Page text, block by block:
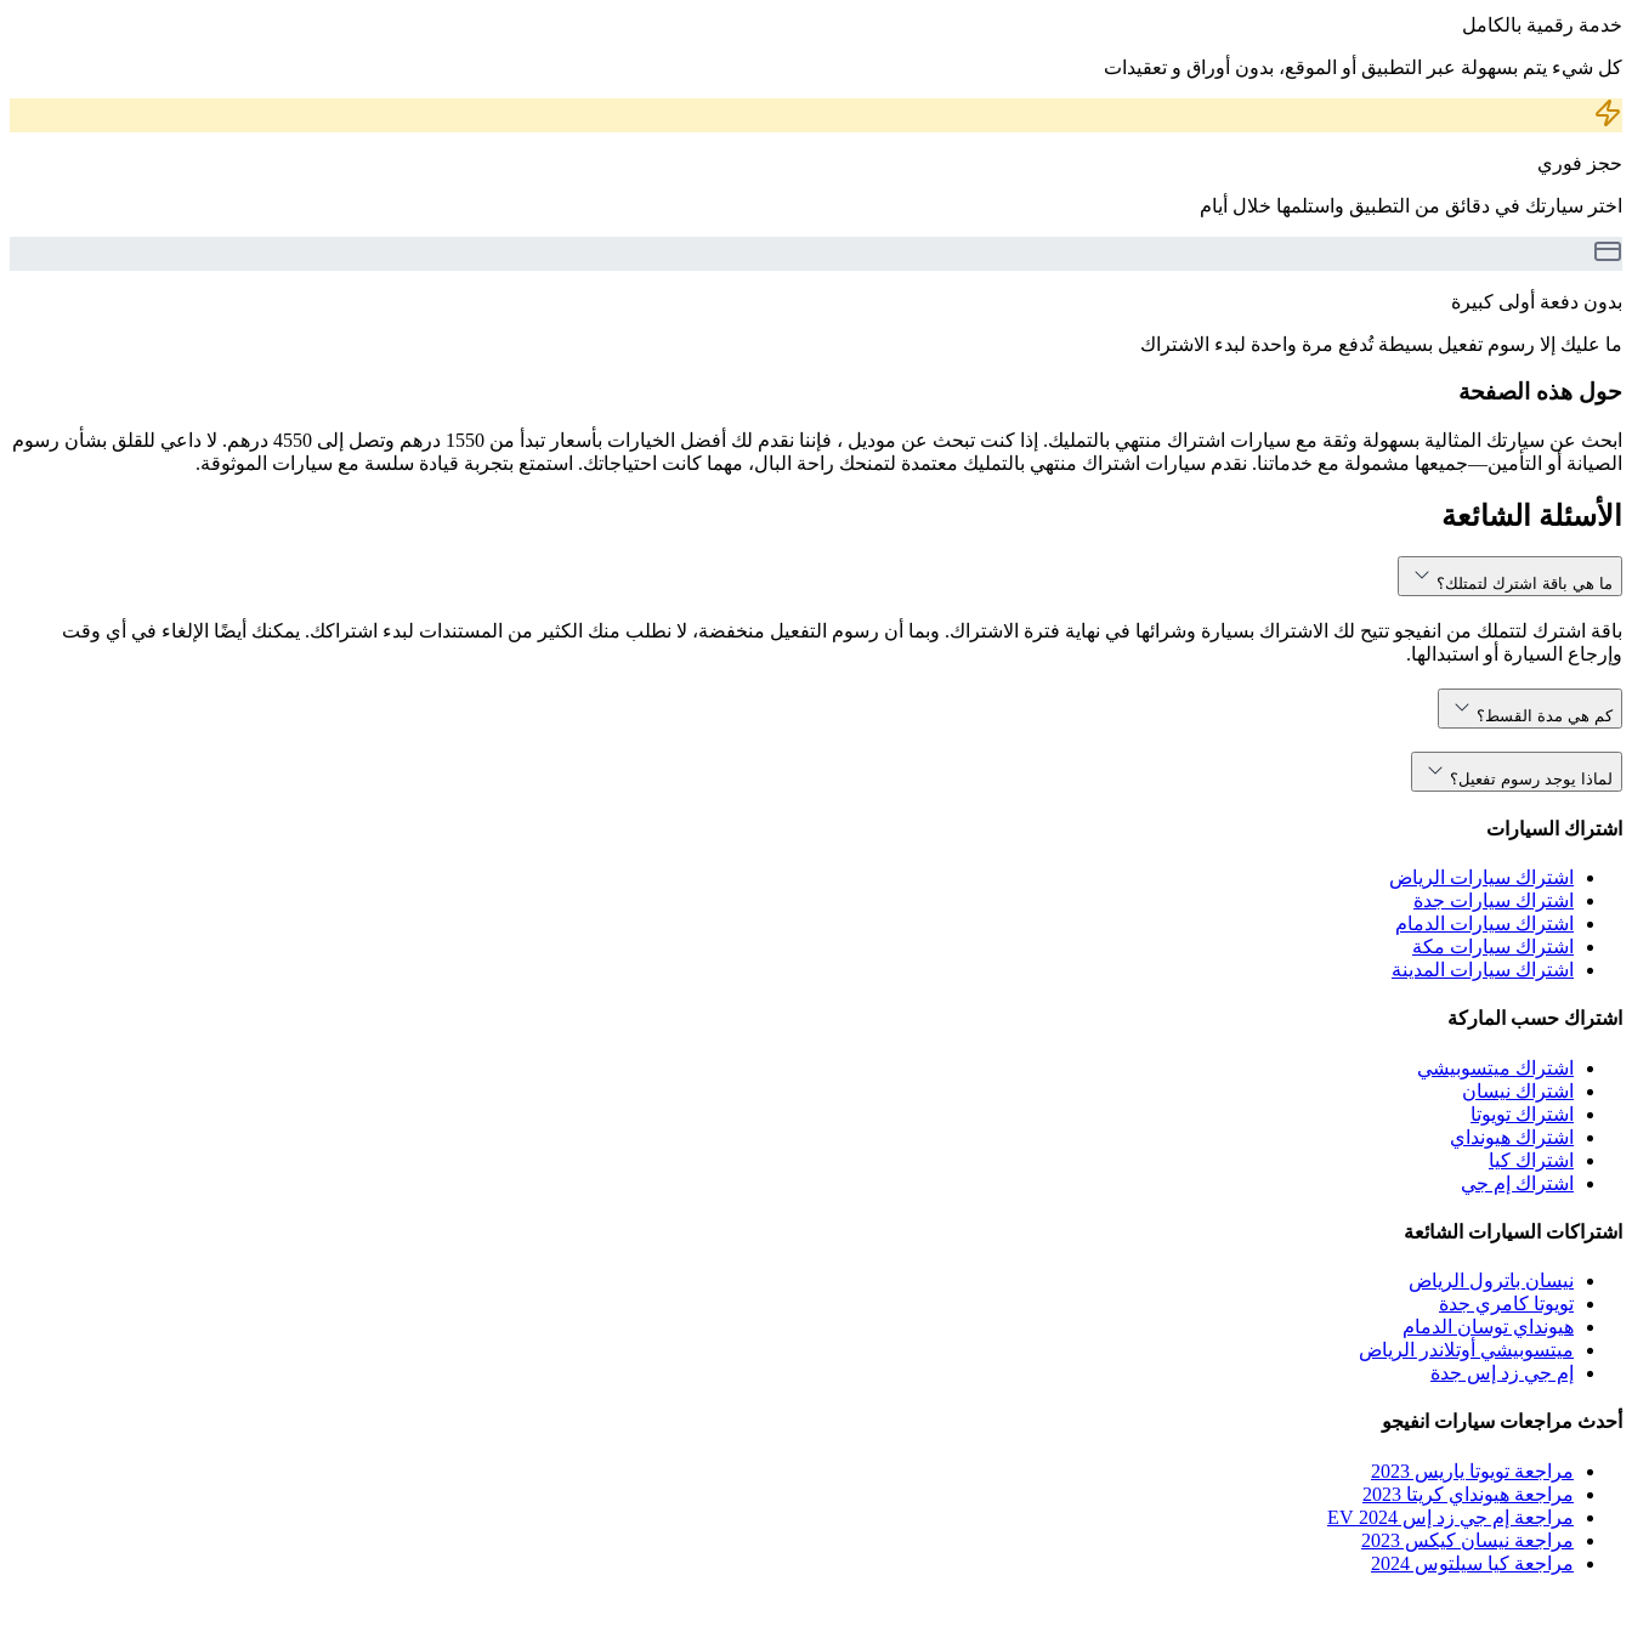
خدمة رقمية بالكامل
كل شيء يتم بسهولة عبر التطبيق أو الموقع، بدون أوراق و تعقيدات
حجز فوري
اختر سيارتك في دقائق من التطبيق واستلمها خلال أيام
بدون دفعة أولى كبيرة
ما عليك إلا رسوم تفعيل بسيطة تُدفع مرة واحدة لبدء الاشتراك
حول هذه الصفحة
ابحث عن سيارتك المثالية بسهولة وثقة مع سيارات اشتراك منتهي بالتمليك. إذا كنت تبحث عن موديل ، فإننا نقدم لك أفضل الخيارات بأسعار تبدأ من 1550 درهم وتصل إلى 4550 درهم. لا داعي للقلق بشأن رسوم
الصيانة أو التأمين—جميعها مشمولة مع خدماتنا. نقدم سيارات اشتراك منتهي بالتمليك معتمدة لتمنحك راحة البال، مهما كانت احتياجاتك. استمتع بتجربة قيادة سلسة مع سيارات الموثوقة.
الأسئلة الشائعة
ما هي باقة اشترك لتمتلك؟
باقة اشترك لتتملك من انفيجو تتيح لك الاشتراك بسيارة وشرائها في نهاية فترة الاشتراك. وبما أن رسوم التفعيل منخفضة، لا نطلب منك الكثير من المستندات لبدء اشتراكك. يمكنك أيضًا الإلغاء في أي وقت
وإرجاع السيارة أو استبدالها.
كم هي مدة القسط؟
لماذا يوجد رسوم تفعيل؟
اشتراك السيارات
اشتراك سيارات الرياض
اشتراك سيارات جدة
اشتراك سيارات الدمام
اشتراك سيارات مكة
اشتراك سيارات المدينة
اشتراك حسب الماركة
اشتراك ميتسوبيشي
اشتراك نيسان
اشتراك تويوتا
اشتراك هيونداي
اشتراك كيا
اشتراك إم جي
اشتراكات السيارات الشائعة
نيسان باترول الرياض
تويوتا كامري جدة
هيونداي توسان الدمام
ميتسوبيشي أوتلاندر الرياض
إم جي زد إس جدة
أحدث مراجعات سيارات انفيجو
مراجعة تويوتا ياريس 2023
مراجعة هيونداي كريتا 2023
مراجعة إم جي زد إس EV 2024
مراجعة نيسان كيكس 2023
مراجعة كيا سيلتوس 2024